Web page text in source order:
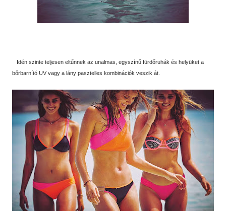
Idén szinte teljesen eltűnnek az unalmas, egyszínű fürdőruhák és helyüket a
bőrbarnító UV vagy a lány pasztelles kombinációk veszik át.